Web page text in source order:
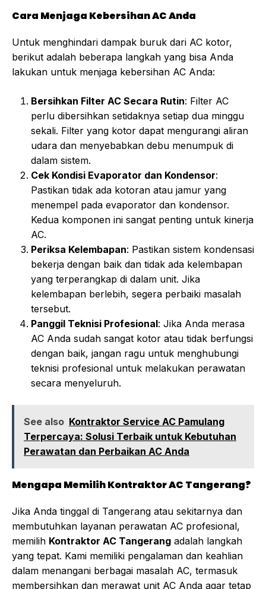
Cara Menjaga Kebersihan AC Anda
Untuk menghindari dampak buruk dari AC kotor,
berikut adalah beberapa langkah yang bisa Anda
lakukan untuk menjaga kebersihan AC Anda:
Bersihkan Filter AC Secara Rutin: Filter AC
perlu dibersihkan setidaknya setiap dua minggu
sekali. Filter yang kotor dapat mengurangi aliran
udara dan menyebabkan debu menumpuk di
dalam sistem.
Cek Kondisi Evaporator dan Kondensor:
Pastikan tidak ada kotoran atau jamur yang
menempel pada evaporator dan kondensor.
Kedua komponen ini sangat penting untuk kinerja
AC.
Periksa Kelembapan: Pastikan sistem kondensasi
bekerja dengan baik dan tidak ada kelembapan
yang terperangkap di dalam unit. Jika
kelembapan berlebih, segera perbaiki masalah
tersebut.
Panggil Teknisi Profesional: Jika Anda merasa
AC Anda sudah sangat kotor atau tidak berfungsi
dengan baik, jangan ragu untuk menghubungi
teknisi profesional untuk melakukan perawatan
secara menyeluruh.
See also Kontraktor Service AC Pamulang
Terpercaya: Solusi Terbaik untuk Kebutuhan
Perawatan dan Perbaikan AC Anda
Mengapa Memilih Kontraktor AC Tangerang?
Jika Anda tinggal di Tangerang atau sekitarnya dan
membutuhkan layanan perawatan AC profesional,
memilih Kontraktor AC Tangerang adalah langkah
yang tepat. Kami memiliki pengalaman dan keahlian
dalam menangani berbagai masalah AC, termasuk
membersihkan dan merawat unit AC Anda agar tetap